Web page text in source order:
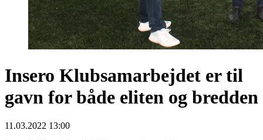
Insero Klubsamarbejdet er til
gavn for både eliten og bredden
11.03.2022 13:00